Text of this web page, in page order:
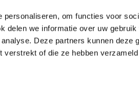
om functies voor
delen we informatie over uw
Deze partners kunnen deze
of die ze hebben
Distributiepartners:
Bouwmarkt NL
Hubo